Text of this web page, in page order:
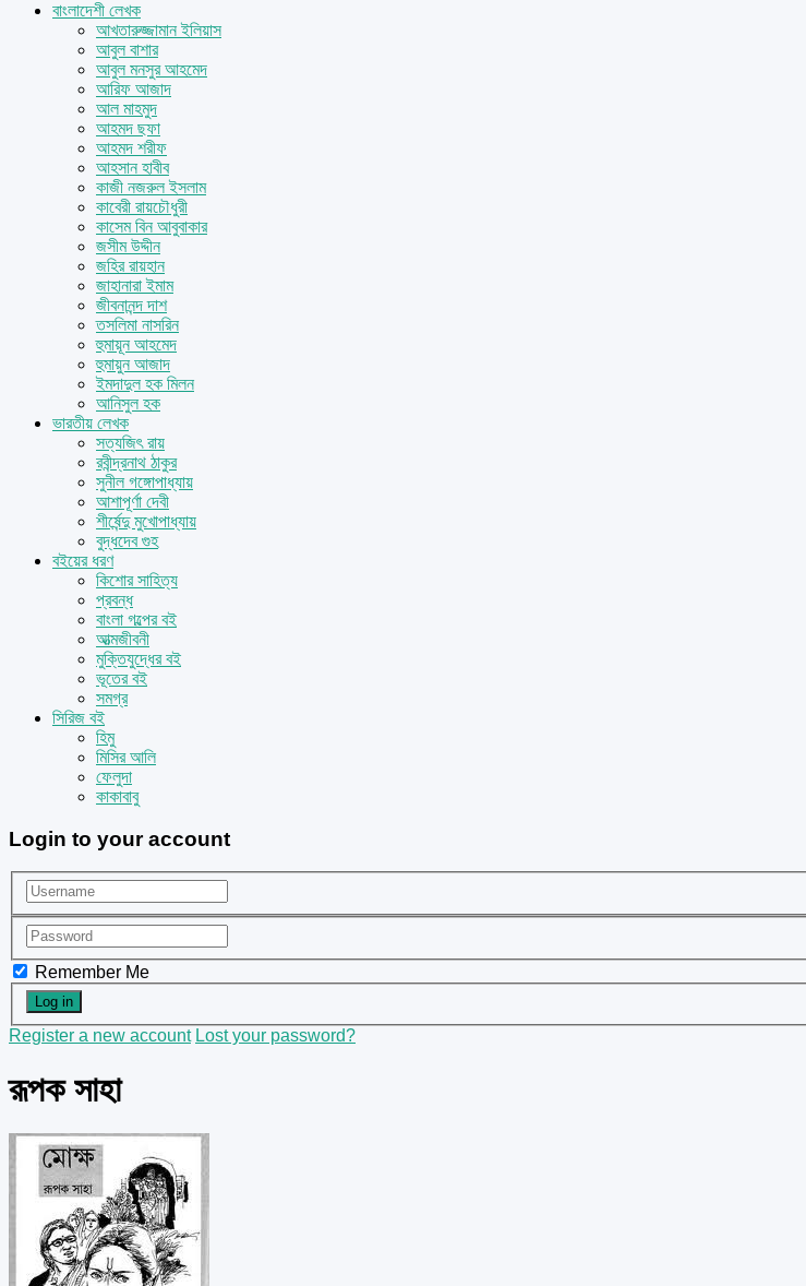
বাংলাদেশী লেখক
আখতারুজ্জামান ইলিয়াস
আবুল বাশার
আবুল মনসুর আহমেদ
আরিফ আজাদ
আল মাহমুদ
আহমদ ছফা
আহমদ শরীফ
আহসান হাবীব
কাজী নজরুল ইসলাম
কাবেরী রায়চৌধুরী
কাসেম বিন আবুবাকার
জসীম উদ্দীন
জহির রায়হান
জাহানারা ইমাম
জীবনানন্দ দাশ
তসলিমা নাসরিন
হুমায়ূন আহমেদ
হুমায়ুন আজাদ
ইমদাদুল হক মিলন
আনিসুল হক
ভারতীয় লেখক
সত্যজিৎ রায়
রবীন্দ্রনাথ ঠাকুর
সুনীল গঙ্গোপাধ্যায়
আশাপূর্ণা দেবী
শীর্ষেন্দু মুখোপাধ্যায়
বুদ্ধদেব গুহ
বইয়ের ধরণ
কিশোর সাহিত্য
প্রবন্ধ
বাংলা গল্পের বই
আত্মজীবনী
মুক্তিযুদ্ধের বই
ভূতের বই
সমগ্র
সিরিজ বই
হিমু
মিসির আলি
ফেলুদা
কাকাবাবু
Login to your account
Remember Me
Register a new account Lost your password?
রূপক সাহা